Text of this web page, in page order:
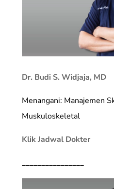
Dr. Budi S. Widjaja, MD
Menangani: Manajemen
Muskuloskeletal
Klik Jadwal Dokter
________________